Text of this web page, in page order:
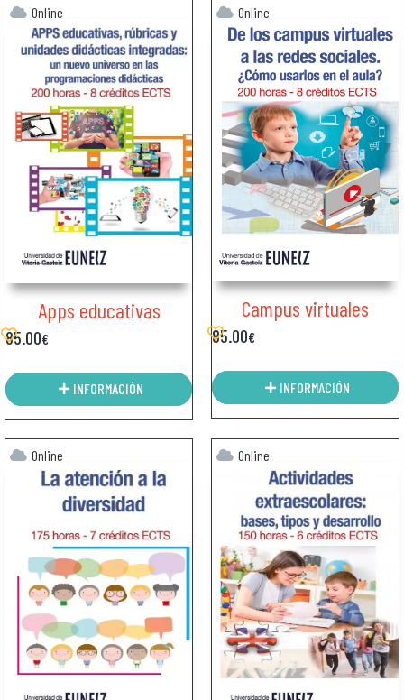
Online
Apps educativas
85.00€
INFORMACIÓN
Online
Campus virtuales
85.00€
INFORMACIÓN
Online Online